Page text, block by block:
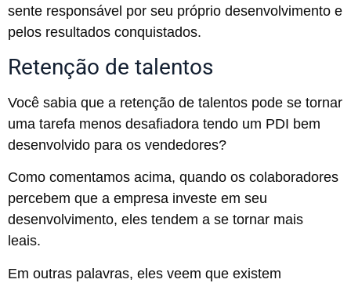
sente responsável por seu próprio desenvolvimento e
pelos resultados conquistados.
Retenção de talentos
Você sabia que a retenção de talentos pode se tornar
uma tarefa menos desafiadora tendo um PDI bem
desenvolvido para os vendedores?
Como comentamos acima, quando os colaboradores
percebem que a empresa investe em seu
desenvolvimento, eles tendem a se tornar mais
leais.
Em outras palavras, eles veem que existem